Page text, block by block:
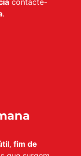
.
, fim de